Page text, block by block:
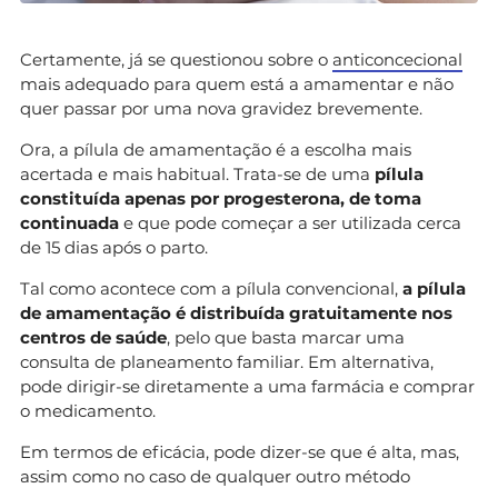
Certamente, já se questionou sobre o anticoncecional
mais adequado para quem está a amamentar e não
quer passar por uma nova gravidez brevemente.
Ora, a pílula de amamentação é a escolha mais
acertada e mais habitual. Trata-se de uma pílula
constituída apenas por progesterona, de toma
continuada e que pode começar a ser utilizada cerca
de 15 dias após o parto.
Tal como acontece com a pílula convencional, a pílula
de amamentação é distribuída gratuitamente nos
centros de saúde, pelo que basta marcar uma
consulta de planeamento familiar. Em alternativa,
pode dirigir-se diretamente a uma farmácia e comprar
o medicamento.
Em termos de eficácia, pode dizer-se que é alta, mas,
assim como no caso de qualquer outro método